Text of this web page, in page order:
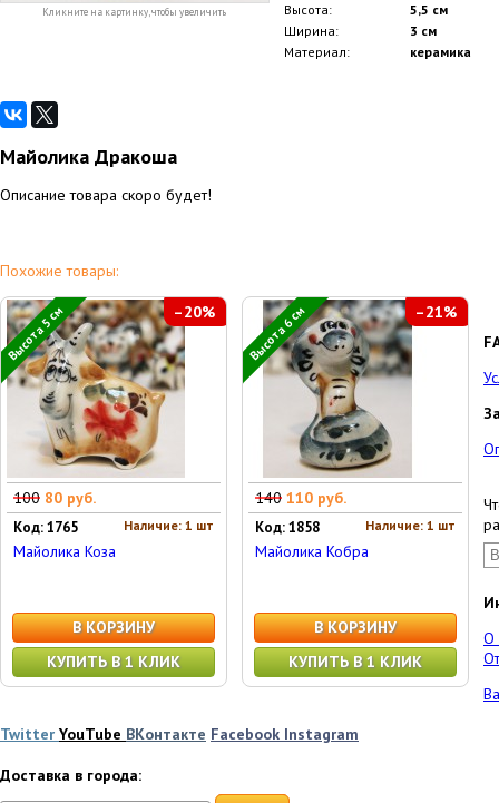
Кликните на картинку, чтобы увеличить
Высота:
5,5 см
Ширина:
3 см
Материал:
керамика
Майолика Дракоша
Описание товара скоро будет!
Похожие товары:
–20%
Высота 5 см
100 80 руб.
Наличие: 1 шт
Код: 1765
Майолика Коза
В КОРЗИНУ
КУПИТЬ В 1 КЛИК
–21%
Высота 6 см
140 110 руб.
Наличие: 1 шт
Код: 1858
Майолика Кобра
В КОРЗИНУ
КУПИТЬ В 1 КЛИК
О
Twitter YouTube ВКонтакте Facebook Instagram
Доставка в города: